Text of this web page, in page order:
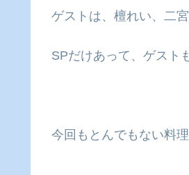
ゲストは、檀れい、二
SPだけあって、ゲスト
今回もとんでもない料